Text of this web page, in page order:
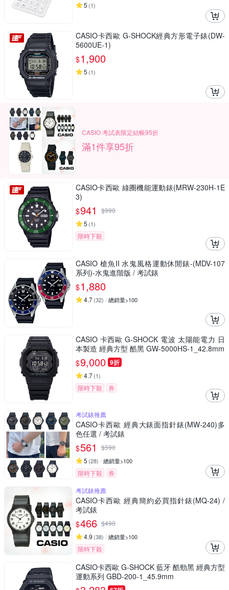
5 (1)
CASIO卡西歐 G-SHOCK經典方形電子錶(DW-
5600UE-1)
$1,900
5 (1)
CASIO 考試表限定結帳95折
滿1件享95折
CASIO卡西歐 綠圈機能運動錶(MRW-230H-1E
3)
$941 $990
5 (1)
限時下殺
CASIO 槍魚II 水鬼風格運動休閒錶-(MDV-107
系列)-水鬼進階版 / 考試錶
$1,880
4.7(32) 總銷量>100
CASIO 卡西歐 G-SHOCK 電波 太陽能電力 日
本製造 經典方型 酷黑 GW-5000HS-1_42.8mm
$9,000 9折
4.7(1)
限時下殺 券
考試錶推薦
CASIO卡西歐 經典大錶面指針錶(MW-240)多
色任選 / 考試錶
$561 $590
5 (28) 總銷量>100
限時下殺
券
考試錶推薦
CASIO卡西歐 經典簡約必買指針錶(MQ-24) /
考試錶
$466 $490
4.9 (38) 總銷量>100
限時下殺
CASIO卡西歐 G-SHOCK 藍牙 酷勁黑 經典方型
運動系列 GBD-200-1_45.9mm